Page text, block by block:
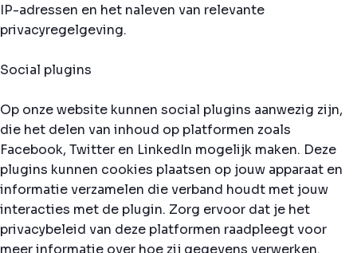
IP-adressen en het naleven van relevante
privacyregelgeving.
Social plugins
Op onze website kunnen social plugins aanwezig zijn,
die het delen van inhoud op platformen zoals
Facebook, Twitter en LinkedIn mogelijk maken. Deze
plugins kunnen cookies plaatsen op jouw apparaat en
informatie verzamelen die verband houdt met jouw
interacties met de plugin. Zorg ervoor dat je het
privacybeleid van deze platformen raadpleegt voor
meer informatie over hoe zij gegevens verwerken.